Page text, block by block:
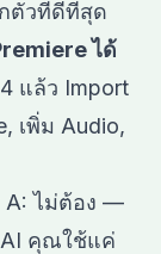
ตัวที่ดีที่สุด
ได้
แล้ว Import
เพิ่ม Audio,
A: ไม่ต้อง —
คุณใช้แค่